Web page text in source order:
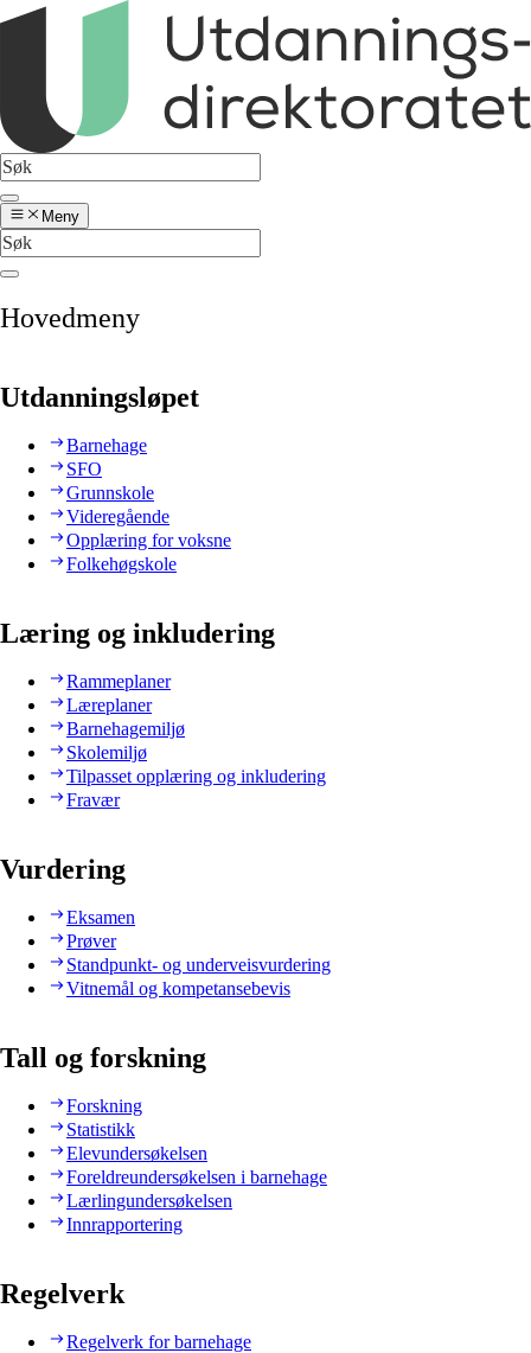
Meny
Hovedmeny
Utdanningsløpet
Barnehage
SFO
Grunnskole
Videregående
Opplæring for voksne
Folkehøgskole
Læring og inkludering
Rammeplaner
Læreplaner
Barnehagemiljø
Skolemiljø
Tilpasset opplæring og inkludering
Fravær
Vurdering
Eksamen
Prøver
Standpunkt- og underveisvurdering
Vitnemål og kompetansebevis
Tall og forskning
Forskning
Statistikk
Elevundersøkelsen
Foreldreundersøkelsen i barnehage
Lærlingundersøkelsen
Innrapportering
Regelverk
Regelverk for barnehage